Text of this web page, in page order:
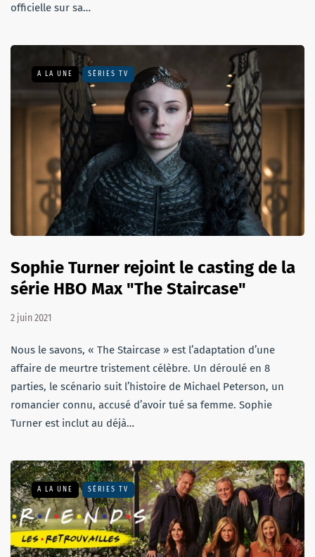
officielle sur sa…
A LA UNE SÉRIES TV
Sophie Turner rejoint le casting de la
série HBO Max "The Staircase"
2 juin 2021
Nous le savons, « The Staircase » est l’adaptation d’une
affaire de meurtre tristement célèbre. Un déroulé en 8
parties, le scénario suit l’histoire de Michael Peterson, un
romancier connu, accusé d’avoir tué sa femme. Sophie
Turner est inclut au déjà…
A LA UNE SÉRIES TV